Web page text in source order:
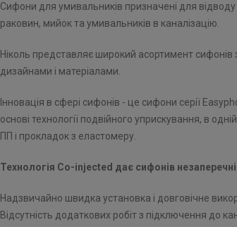
Сифони для умивальників призначені для відводу
раковин, мийок та умивальників в каналізацію.
Ніколь представляє широкий асортимент сифонів
дизайнами і матеріалами.
Інновація в сфері сифонів - це сифони серії
основі технології подвійного уприскування, в
ПП і прокладок з еластомеру.
Технологія Co-injected дає сифонів
Надзвичайно швидка установка і довговічне
Відсутність додаткових робіт з підключення до